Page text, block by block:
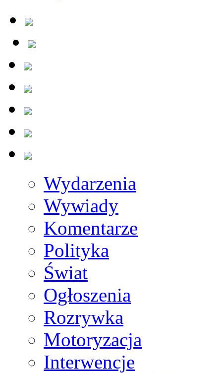
Wydarzenia
Wywiady
Komentarze
Polityka
Świat
Ogłoszenia
Rozrywka
Motoryzacja
Interwencje